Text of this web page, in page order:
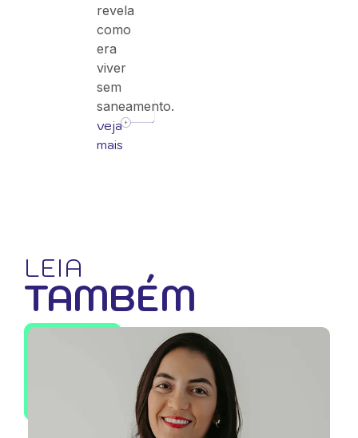
revela
como
era
viver
sem
saneamento.
veja
mais
LEIA
TAMBÉM